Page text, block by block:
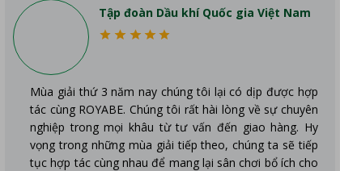
Mùa giải thứ 3 năm nay chúng tôi lại có dịp được hợp
tác cùng ROYABE. Chúng tôi rất hài lòng về sự chuyên
nghiệp trong mọi khâu từ tư vấn đến giao hàng. Hy
vọng trong những mùa giải tiếp theo, chúng ta sẽ tiếp
tục hợp tác cùng nhau để mang lại sân chơi bổ ích cho
Tập đoàn Dầu khí Quốc gia Việt Nam